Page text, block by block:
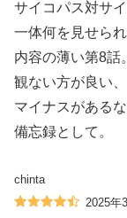
サイコパス対サ
一体何を見せら
内容の薄い第8話。
観ない方が良い
マイナスがある
備忘録として。
chinta
2025年